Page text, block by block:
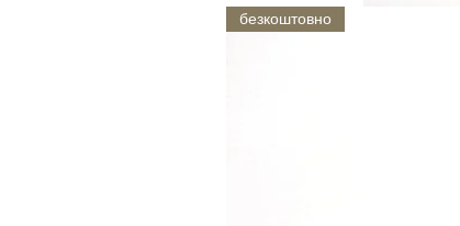
безкоштовно